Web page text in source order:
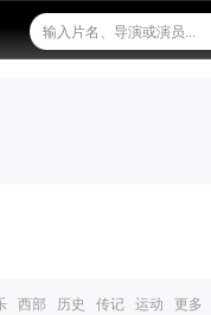
西部 历史 传记 运动 更多